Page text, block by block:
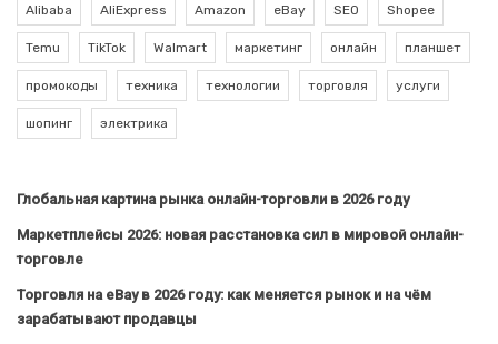
Alibaba AliExpress Amazon eBay SEO Shopee
Temu TikTok Walmart маркетинг онлайн планшет
промокоды техника технологии торговля услуги
шопинг электрика
Глобальная картина рынка онлайн-торговли в 2026 году
Маркетплейсы 2026: новая расстановка сил в мировой онлайн-
торговле
Торговля на eBay в 2026 году: как меняется рынок и на чём
зарабатывают продавцы